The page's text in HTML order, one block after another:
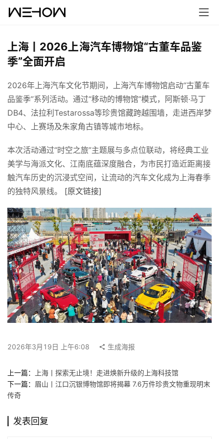
首
页
案
快
讯
工
作
搜
索
在
展
要
投
上海丨2026上海汽车博物馆“古董车品鉴
季”全面开启
2026年上海汽车文化节期间，上海汽车博物馆启动“古董车
品鉴季”系列活动。通过“移动的博物馆”模式，阿斯顿·马丁
DB4、法拉利Testarossa等珍贵馆藏跨越围墙，走进西岸梦
中心、上赛场及朱家角古镇等城市地标。
本次活动通过“时空之旅”主题展与多点位联动，将经典工业
美学与海派文化、江南底蕴深度融合，为市民打造近距离接
触汽车历史的沉浸式空间，让流动的汽车文化成为上海春季
的独特风景线。 [原文链接]
2026年3月19日 上午6:08 生成海报
上一篇：
上海丨探索无止境！走进焕新升级的上海科技馆
下一篇： 眉山丨江口沉银博物馆即将揭幕 7.6万件珍贵文物重现明末
传奇
发表回复